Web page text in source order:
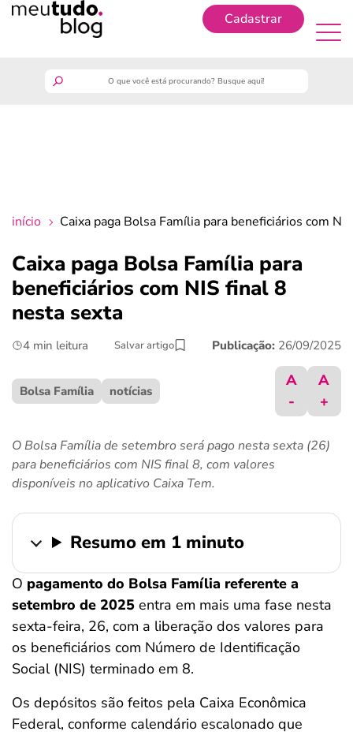
Cadastrar
crédito fácil
início Caixa paga Bolsa Família para beneficiários com
Caixa paga Bolsa Família para
beneficiários com NIS final 8
nesta sexta
4 min leitura Salvar artigo Publicação: 26/09/2025
Bolsa Família notícias
A
-
A
+
O Bolsa Família de setembro será pago nesta sexta (26)
para beneficiários com NIS final 8, com valores
disponíveis no aplicativo Caixa Tem.
Resumo em 1 minuto
O pagamento do Bolsa Família referente a
setembro de 2025 entra em mais uma fase nesta
sexta-feira, 26, com a liberação dos valores para
os beneficiários com Número de Identificação
Social (NIS) terminado em 8.
Os depósitos são feitos pela Caixa Econômica
Federal, conforme calendário escalonado que